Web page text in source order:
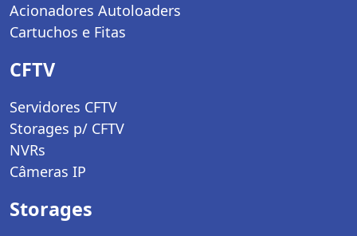
Acionadores Autoloaders
Cartuchos e Fitas
CFTV
Servidores CFTV
Storages p/ CFTV
NVRs
Câmeras IP
Storages